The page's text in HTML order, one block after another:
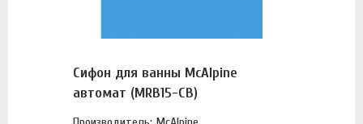
Сифон для ванны McAlpine
автомат (MRB15-CB)